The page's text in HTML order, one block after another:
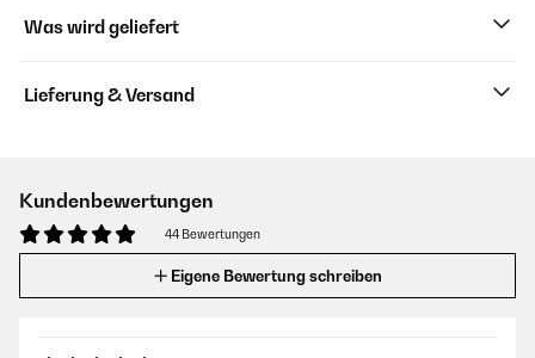
Was wird geliefert
Lieferung & Versand
Kundenbewertungen
44 Bewertungen
Eigene Bewertung schreiben